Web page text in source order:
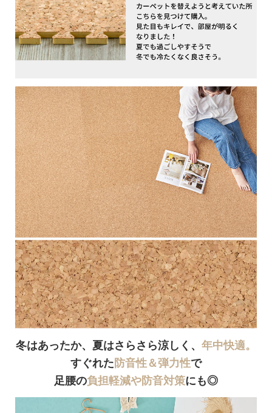
冬はあったか、夏はさらさら涼しく、 年中快適。
すぐれた防音性＆弾力性で
足腰の負担軽減や防音対策にも◎